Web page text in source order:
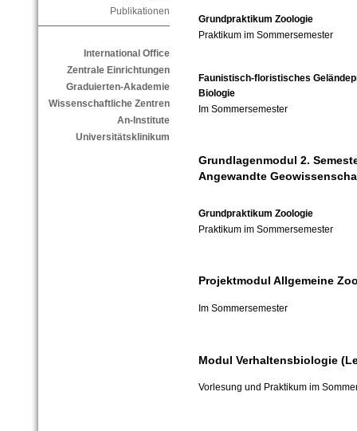
Publikationen
International Office
Zentrale Einrichtungen
Graduierten-Akademie
Wissenschaftliche Zentren
An-Institute
Universitätsklinikum
Grundpraktikum Zoologie
Praktikum im Sommersemester
Faunistisch-floristisches
Biologie
Im Sommersemester
Grundlagenmodul 2.
Angewandte
Grundpraktikum Zoologie
Praktikum im Sommersemester
Projektmodul Allgemeine
Im Sommersemester
Modul Verhaltensbiologie
Vorlesung und Praktikum im